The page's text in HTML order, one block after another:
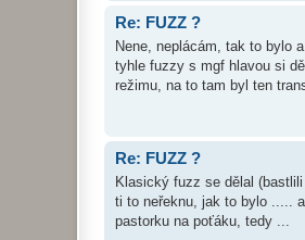
Re: FUZZ ?
Nene, neplácám, tak to bylo
tyhle fuzzy s mgf hlavou si
režimu, na to tam byl ten
Re: FUZZ ?
Klasický fuzz se dělal
ti to neřeknu, jak to bylo .....
pastorku na poťáku, tedy ...